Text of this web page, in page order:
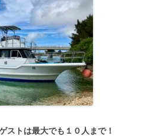
ストは最大でも１０人まで！